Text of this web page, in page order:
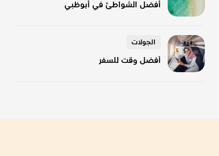
أفضل الشواطئ في أبوظبي
الجولات
الجولات
أفضل وقت للسفر